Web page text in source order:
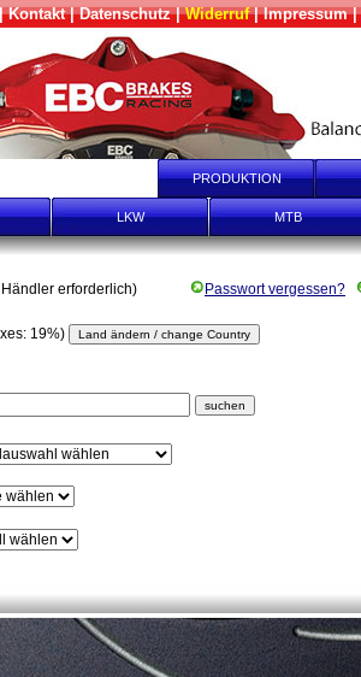
Kontakt|Datenschutz|Widerruf|Impressum|
PRODUKTION
LKW MTB
erforderlich) Passwort vergessen?
19%)